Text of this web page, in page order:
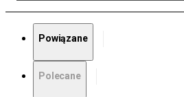
Powiązane
Polecane